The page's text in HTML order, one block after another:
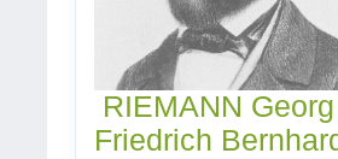
RIEMANN Georg
Friedrich